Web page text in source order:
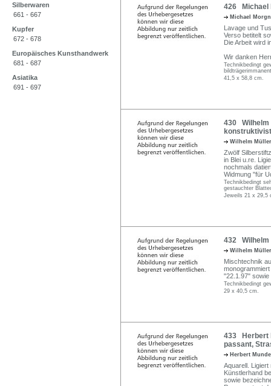
Silberwaren
661 - 667
Kupfer
672 - 678
Europäisches Kunsthandwerk
681 - 687
Asiatika
691 - 697
426 Michael
Michael
Lavage und
Verso betitelt
Die Arbeit wird
Wir danken
Technikbedingt
41,5 x 58,8 cm.
430 Wilhelm
Wilhelm
Zwölf
in Blei u.re.
nochmals
Widmung "für
Technikbedingt
gestauchter
Jeweils 21 x 29,5
432 Wilhelm
Wilhelm
Mischtechnik
"22.1.97"
Technikbedingt
29 x 40,5 cm.
433 Herbert
passant,
Herbert
Aquarell.
Künstlerhand
sowie